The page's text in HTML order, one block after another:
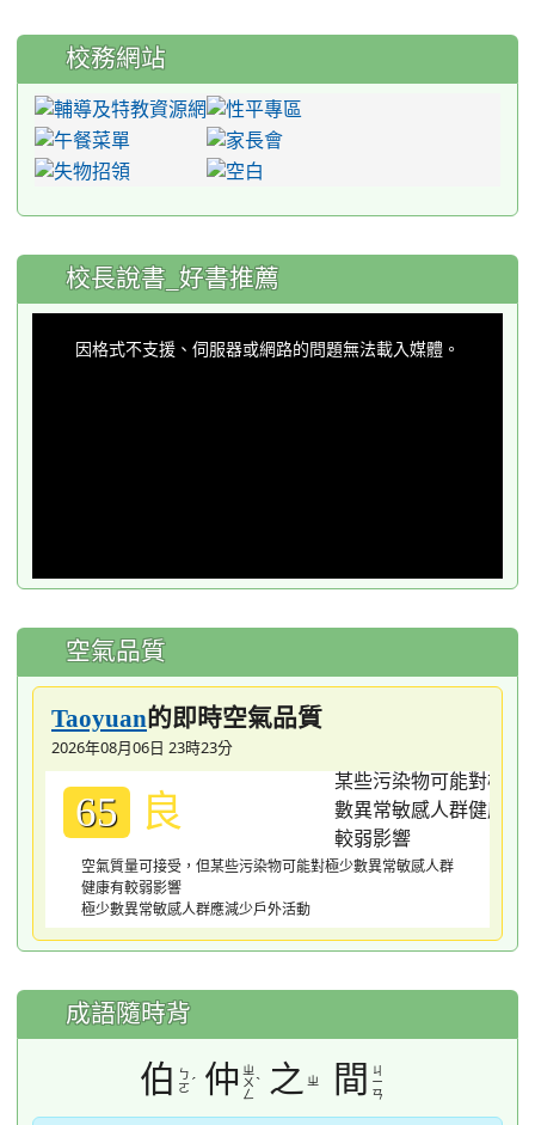
校務網站
:::
校長說書_好書推薦
因格式不支援、伺服器或網路的問題無法載入媒體。
空氣品質
Taoyuan的即時空氣品質
2026年08月06日 23時23分
65 良
空氣質量可接受，但某些污染物可能對極少數異常敏感人群
健康有較弱影響
極少數異常敏感人群應減少戶外活動
成語隨時背
伯
ㄅ
ㄛˊ 仲 ㄓ
ㄨ
ㄥ
ˋ 之 ㄓ 間
ㄐ
ㄧ
ㄢ